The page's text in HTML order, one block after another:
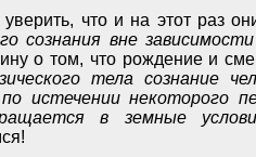
что и на этот раз
сознания вне
о том, что рождение и
тела сознание
по истечении некоторого
в земные